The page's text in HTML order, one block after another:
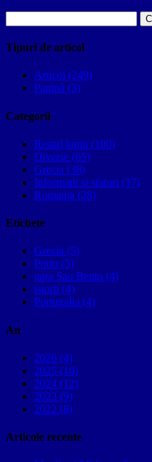
după:
Tipuri de articol
Articol (249)
Pagină (3)
Categorii
Restul lumii (100)
Diverse (65)
Grecia (38)
Informatii si sfaturi (37)
Romania (28)
Etichete
Grecia (5)
Porto (5)
gara Sao Bento (4)
istorii (4)
Portugalia (4)
An
2026 (4)
2025 (10)
2024 (12)
2023 (9)
2022 (8)
Articole recente